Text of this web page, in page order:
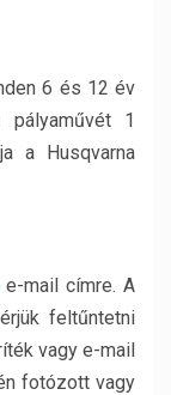
6 és 12 év
1
a Husqvarna
e-mail címre. A
feltűntetni
vagy e-mail
fotózott vagy